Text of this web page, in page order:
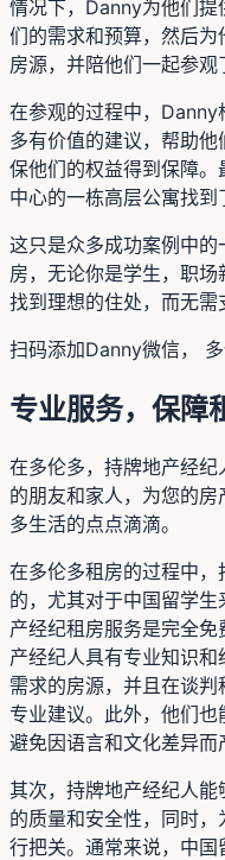
情况下，Danny为他们
们的需求和预算，然后
房源，并陪他们一起参观
在参观的过程中，Danny
多有价值的建议，帮助
保他们的权益得到保障
中心的一栋高层公寓找到
这只是众多成功案例中
房，无论你是学生，职
找到理想的住处，而无需
扫码添加Danny微信，
专业服务，保障
在多伦多，持牌地产经
的朋友和家人，为您的
多生活的点点滴滴。
在多伦多租房的过程中
的，尤其对于中国留学
产经纪租房服务是完全
产经纪人具有专业知识
需求的房源，并且在谈
专业建议。此外，他们也
避免因语言和文化差异而
其次，持牌地产经纪人
的质量和安全性，同时
行把关。通常来说，中